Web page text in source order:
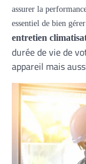
assurer la
essentiel de bien
entretien
durée de vie de
appareil mais